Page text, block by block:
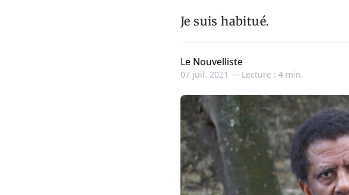
Je suis habitué.
Le Nouvelliste
07 juil. 2021 — Lecture : 4 min.